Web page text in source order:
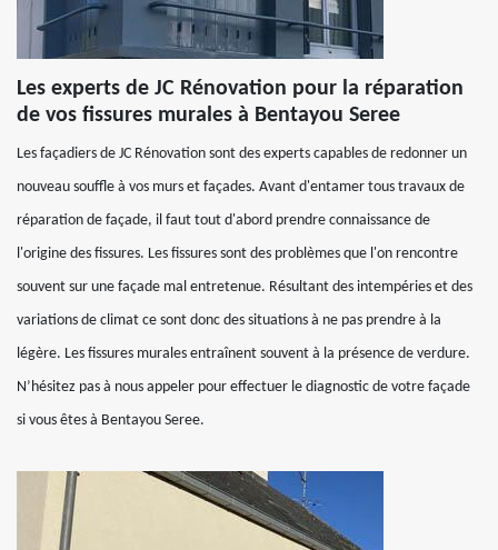
Les experts de JC Rénovation pour la réparation
de vos fissures murales à Bentayou Seree
Les façadiers de JC Rénovation sont des experts capables de redonner un
nouveau souffle à vos murs et façades. Avant d'entamer tous travaux de
réparation de façade, il faut tout d'abord prendre connaissance de
l'origine des fissures. Les fissures sont des problèmes que l'on rencontre
souvent sur une façade mal entretenue. Résultant des intempéries et des
variations de climat ce sont donc des situations à ne pas prendre à la
légère. Les fissures murales entraînent souvent à la présence de verdure.
N’hésitez pas à nous appeler pour effectuer le diagnostic de votre façade
si vous êtes à Bentayou Seree.